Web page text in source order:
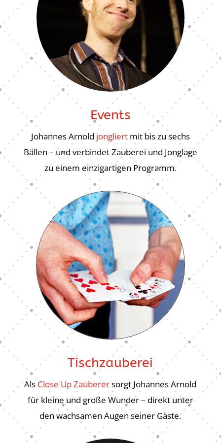
Events
Johannes Arnold jongliertmit bis zu sechs
Bällen – und verbindet Zauberei und Jonglage
zu einem einzigartigen Programm.
Tischzauberei
Als Close Up Zauberersorgt Johannes Arnold
für kleine und große Wunder – direkt unter
den wachsamen Augen seiner Gäste.